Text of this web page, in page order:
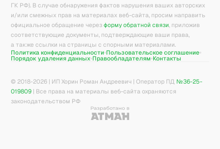
ГК РФ). В случае обнаружения фактов нарушения ваших авторских
и/или смежных прав на материалах веб-сайта, просим направить
официальное обращение через форму обратной связи, приложив
соответствующие документы, подтверждающие ваши права,
а также ссылки на страницы с спорными материалами.
Политика конфиденциальности Пользовательское соглашение
Порядок удаления данных Правообладателям Контакты
© 2018-2026 | ИП Хорин Роман Андреевич | Оператор ПД №36-25-
019809 | Все права на материалы веб-сайта охраняются
законодательством РФ